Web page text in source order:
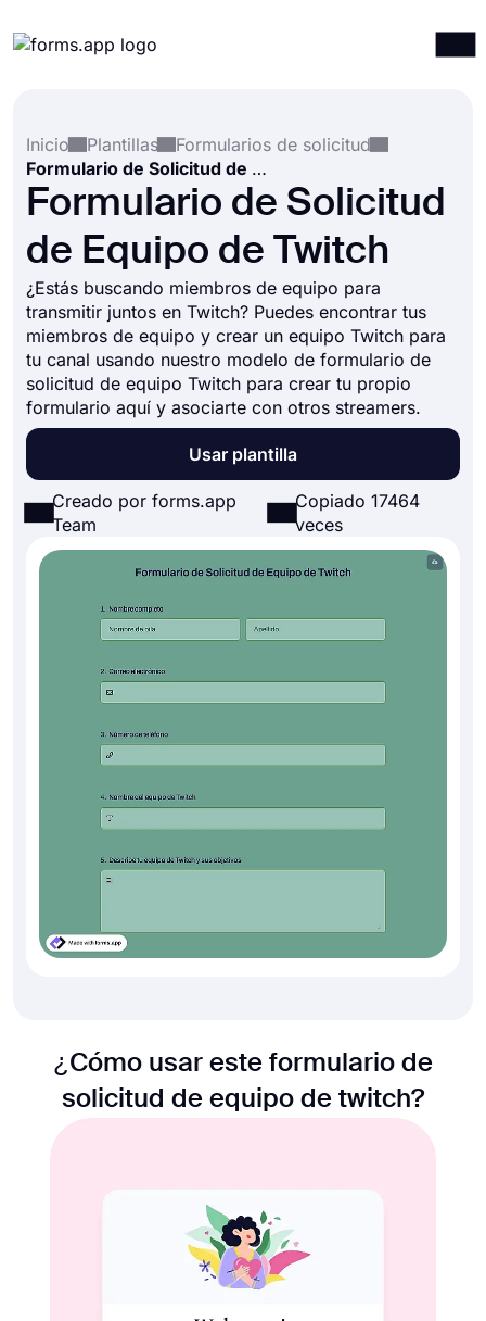
Integraciones
Plantillas
Recursos
Inicio
Plantillas
Formularios de solicitud
Formulario de Solicitud de Equipo de Twitch
Formulario de Solicitud
de Equipo de Twitch
¿Estás buscando miembros de equipo para
transmitir juntos en Twitch? Puedes encontrar tus
miembros de equipo y crear un equipo Twitch para
tu canal usando nuestro modelo de formulario de
solicitud de equipo Twitch para crear tu propio
formulario aquí y asociarte con otros streamers.
Usar plantilla
Creado por forms.app
Team
Copiado 17464
veces
¿Cómo usar este formulario de
solicitud de equipo de twitch?